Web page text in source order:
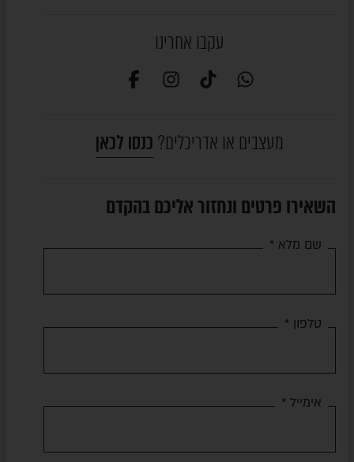
עקבו אחרינו
מעצבים או אדריכלים?כנסו לכאן
השאירו פרטים ונחזור אליכם בהקדם
שם מלא *
טלפון *
אימייל *